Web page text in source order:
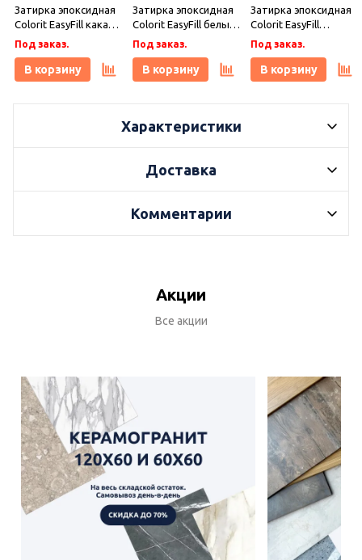
Затирка эпоксидная
Colorit EasyFill какао 1
кг, Плитонит
Под заказ.
В корзину
Затирка эпоксидная
Colorit EasyFill белый
1 кг, Плитонит
Под заказ.
В корзину
Затирка эпоксидная
Colorit EasyFill
бежевый 1 кг,
Плитонит
Под заказ.
В корзину
Характеристики
Доставка
Комментарии
Акции
Все акции